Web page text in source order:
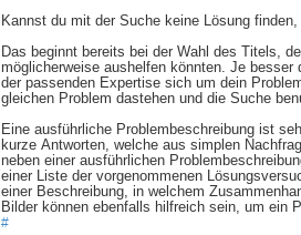
Kannst du mit der Suche keine Lösung
Das beginnt bereits bei der Wahl des Titels,
möglicherweise aushelfen könnten. Je
der passenden Expertise sich um dein
gleichen Problem dastehen und die Suche
Eine ausführliche Problembeschreibung ist
kurze Antworten, welche aus simplen
neben einer ausführlichen
einer Liste der vorgenommenen
einer Beschreibung, in welchem
Bilder können ebenfalls hilfreich sein, um ein
#